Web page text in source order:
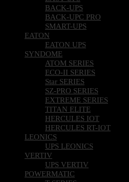
BACK-UPS
BACK-UPC PRO
SMART-UPS
EATON
EATON UPS
SYNDOME
ATOM SERIES
ECO-II SERIES
Star SERIES
SZ-PRO SERIES
EXTREME SERIES
TITAN ELITE
HERCULES IOT
HERCULES RT-IOT
LEONICS
UPS LEONICS
VERTIV
UPS VERTIV
POWERMATIC